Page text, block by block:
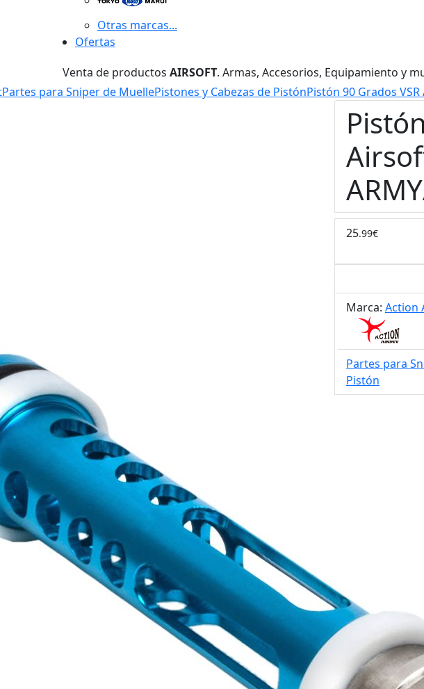
Otras marcas...
Ofertas
Venta de productos AIRSOFT. Armas, Accesorios, Equipamiento y
Partes para Sniper de MuellePistones y Cabezas de PistónPistón 90 Grados
ARMY
25.99€
Marca: Action
Partes para
Pistón